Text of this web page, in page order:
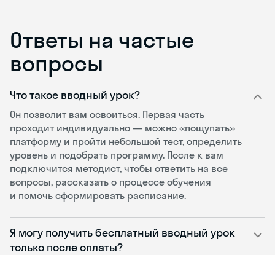
Ответы на частые
вопросы
Что такое вводный урок?
Он позволит вам освоиться. Первая часть
проходит индивидуально — можно «пощупать»
платформу и пройти небольшой тест, определить
уровень и подобрать программу. После к вам
подключится методист, чтобы ответить на все
вопросы, рассказать о процессе обучения
и помочь сформировать расписание.
Я могу получить бесплатный вводный урок
только после оплаты?